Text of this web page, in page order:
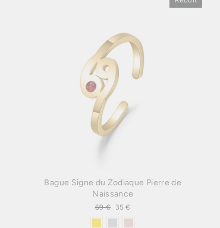
Bague Signe du Zodiaque Pierre de
Naissance
Prix
69 €
Prix
35 €